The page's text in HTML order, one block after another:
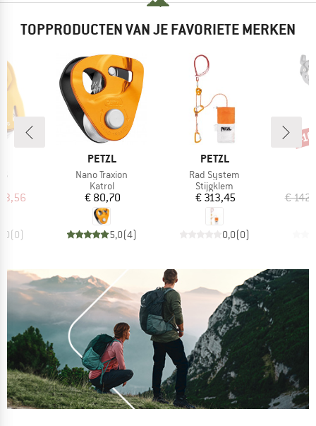
TOPPRODUCTEN VAN JE FAVORIETE MERKEN
prijs
(0)
MERK
PETZL
Artikel
Nano Traxion
Productgroep
Katrol
Prijs
€ 80,70
5,0(4)
MERK
PETZL
Artikel
Rad System
Productgroep
Stijgklem
Prijs
€ 313,45
0,0(0)
€
-